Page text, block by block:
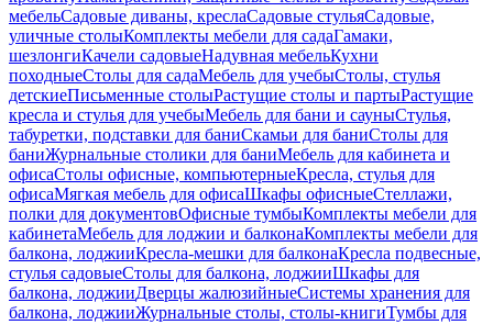
мебельСадовые диваны, креслаСадовые стульяСадовые,
уличные столыКомплекты мебели для садаГамаки,
шезлонгиКачели садовыеНадувная мебельКухни
походныеСтолы для садаМебель для учебыСтолы, стулья
детскиеПисьменные столыРастущие столы и партыРастущие
кресла и стулья для учебыМебель для бани и сауныСтулья,
табуретки, подставки для баниСкамьи для баниСтолы для
баниЖурнальные столики для баниМебель для кабинета и
офисаСтолы офисные, компьютерныеКресла, стулья для
офисаМягкая мебель для офисаШкафы офисныеСтеллажи,
полки для документовОфисные тумбыКомплекты мебели для
кабинетаМебель для лоджии и балконаКомплекты мебели для
балкона, лоджииКресла-мешки для балконаКресла подвесные,
стулья садовыеСтолы для балкона, лоджииШкафы для
балкона, лоджииДверцы жалюзийныеСистемы хранения для
балкона, лоджииЖурнальные столы, столы-книгиТумбы для